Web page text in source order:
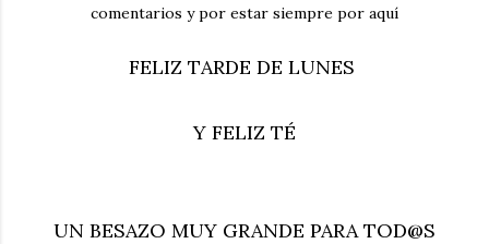
comentarios y por estar siempre por aquí
FELIZ TARDE DE LUNES
Y FELIZ TÉ
UN BESAZO MUY GRANDE PARA TOD@S